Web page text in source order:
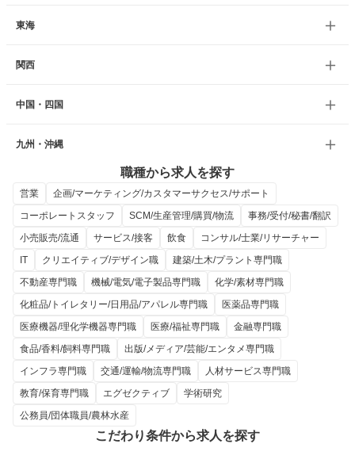
東海
関西
中国・四国
九州・沖縄
職種から求人を探す
営業
企画/マーケティング/カスタマーサクセス/サポート
コーポレートスタッフ
SCM/生産管理/購買/物流
事務/受付/秘書/翻訳
小売販売/流通
サービス/接客 飲食
コンサル/士業/リサーチャー
IT
クリエイティブ/デザイン職
建築/土木/プラント専門職
不動産専門職
機械/電気/電子製品専門職
化学/素材専門職
化粧品/トイレタリー/日用品/アパレル専門職
医薬品専門職
医療機器/理化学機器専門職
医療/福祉専門職
金融専門職
食品/香料/飼料専門職
出版/メディア/芸能/エンタメ専門職
インフラ専門職
交通/運輸/物流専門職
人材サービス専門職
教育/保育専門職
エグゼクティブ
学術研究
公務員/団体職員/農林水産
こだわり条件から求人を探す